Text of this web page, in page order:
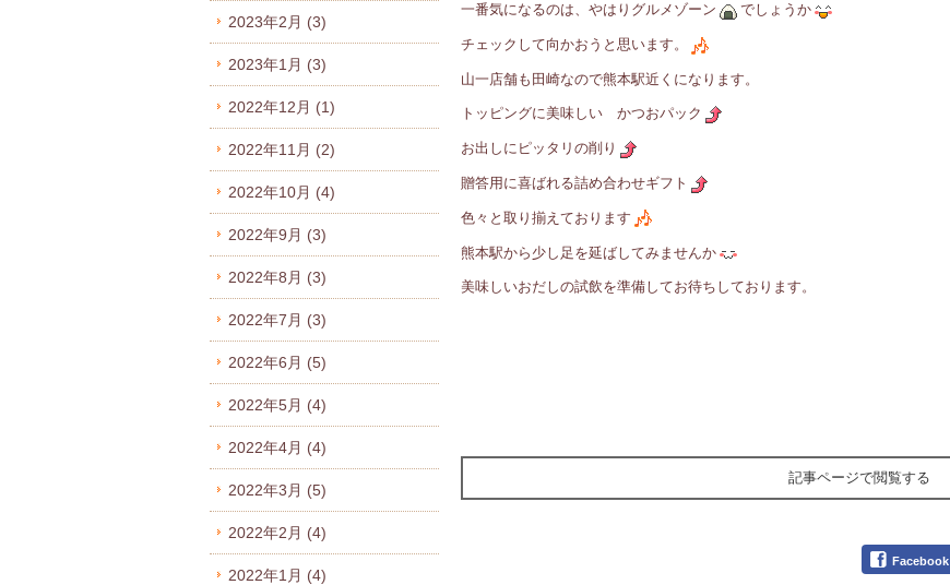
一番気になるのは、やはりグルメゾーン でしょうか
チェックして向かおうと思います。
山一店舗も田崎なので熊本駅近くになります。
トッピングに美味しい かつおパック
お出しにピッタリの削り
贈答用に喜ばれる詰め合わせギフト
色々と取り揃えております
熊本駅から少し足を延ばしてみませんか
美味しいおだしの試飲を準備してお待ちしております。
記事ページで閲覧する
Facebook
2023年2月 (3)
2023年1月 (3)
2022年12月 (1)
2022年11月 (2)
2022年10月 (4)
2022年9月 (3)
2022年8月 (3)
2022年7月 (3)
2022年6月 (5)
2022年5月 (4)
2022年4月 (4)
2022年3月 (5)
2022年2月 (4)
2022年1月 (4)